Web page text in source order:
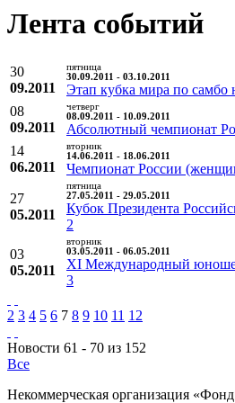
Лента событий
30
09.2011
пятница
30.09.2011 - 03.10.2011
Этап кубка мира по
08
09.2011
четверг
08.09.2011 - 10.09.2011
Абсолютный чемпионат
14
06.2011
вторник
14.06.2011 - 18.06.2011
Чемпионат России
27
05.2011
пятница
27.05.2011 - 29.05.2011
Кубок Президента
2
03
05.2011
вторник
03.05.2011 - 06.05.2011
XI Международный
3
2 3 4 5 6 7 8 9 10 11 12
Новости 61 - 70 из 152
Все
Некоммерческая организация